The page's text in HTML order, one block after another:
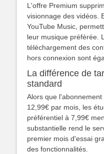
L'offre Premium
visionnage des vidéos.
YouTube Music,
leur musique préférée.
téléchargement des
hors connexion sont
La différence de
standard
Alors que
12,99€ par mois, les
préférentiel à 7,99€
substantielle rend le
premier mois d'essai
des fonctionnalités.